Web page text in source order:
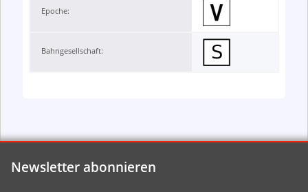
Epoche:
Bahngesellschaft:
Newsletter abonnieren